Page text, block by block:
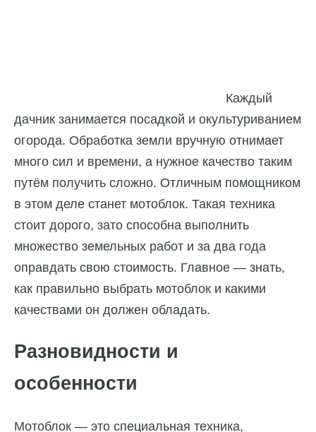
Каждый
дачник занимается посадкой и окультуриванием
огорода. Обработка земли вручную отнимает
много сил и времени, а нужное качество таким
путём получить сложно. Отличным помощником
в этом деле станет мотоблок. Такая техника
стоит дорого, зато способна выполнить
множество земельных работ и за два года
оправдать свою стоимость. Главное — знать,
как правильно выбрать мотоблок и какими
качествами он должен обладать.
Разновидности и
особенности
Мотоблок — это специальная техника,